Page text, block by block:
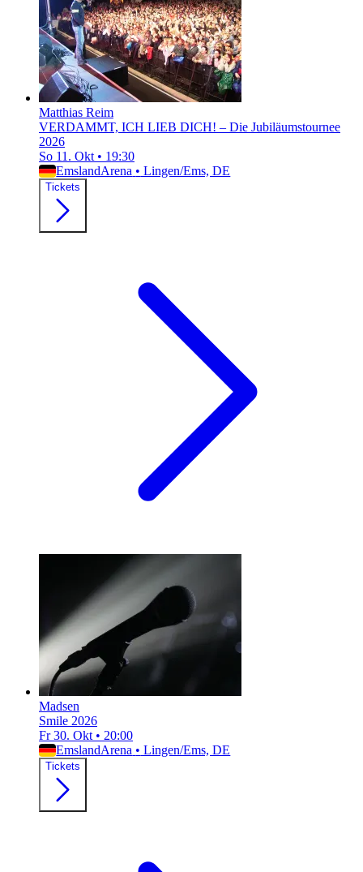
Matthias Reim
VERDAMMT, ICH LIEB DICH! – Die Jubiläumstournee
2026
So 11. Okt • 19:30
EmslandArena • Lingen/Ems, DE
Tickets
Madsen
Smile 2026
Fr 30. Okt • 20:00
EmslandArena • Lingen/Ems, DE
Tickets